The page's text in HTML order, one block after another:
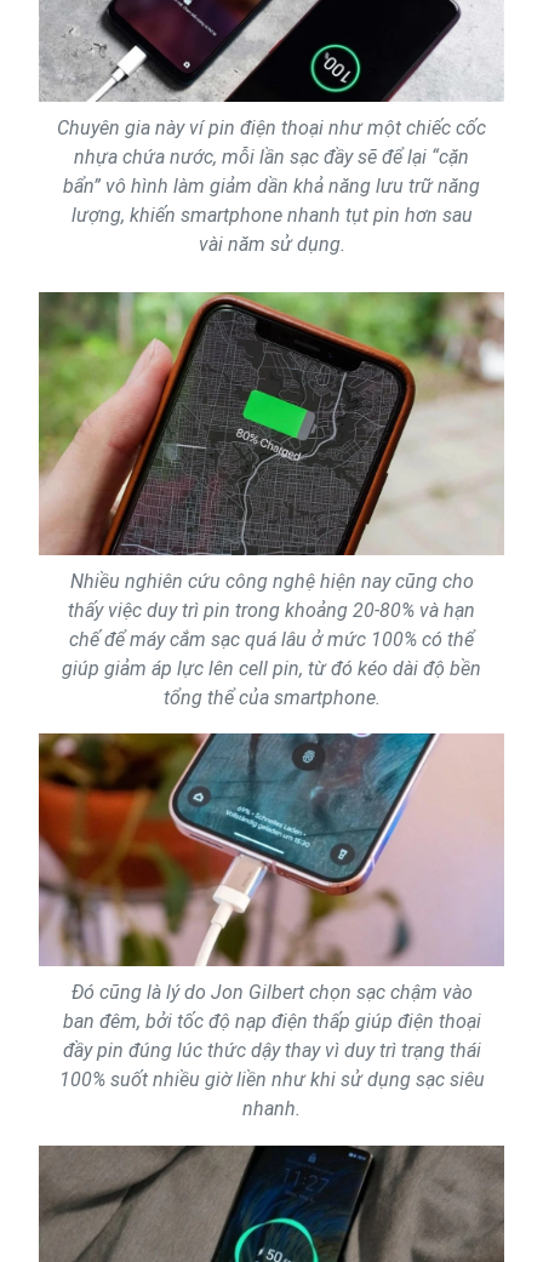
Chuyên gia này ví pin điện thoại như một chiếc cốc
nhựa chứa nước, mỗi lần sạc đầy sẽ để lại “cặn
bẩn” vô hình làm giảm dần khả năng lưu trữ năng
lượng, khiến smartphone nhanh tụt pin hơn sau
vài năm sử dụng.
Nhiều nghiên cứu công nghệ hiện nay cũng cho
thấy việc duy trì pin trong khoảng 20-80% và hạn
chế để máy cắm sạc quá lâu ở mức 100% có thể
giúp giảm áp lực lên cell pin, từ đó kéo dài độ bền
tổng thể của smartphone.
Đó cũng là lý do Jon Gilbert chọn sạc chậm vào
ban đêm, bởi tốc độ nạp điện thấp giúp điện thoại
đầy pin đúng lúc thức dậy thay vì duy trì trạng thái
100% suốt nhiều giờ liền như khi sử dụng sạc siêu
nhanh.